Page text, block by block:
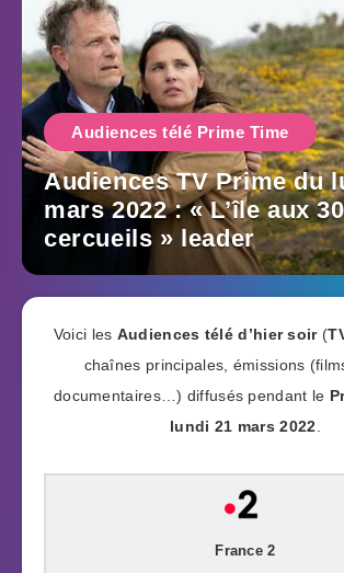
Audiences télé Prime Time
Audiences TV Prime du
mars 2022 : « L’île aux 30
cercueils » leader
Voici les Audiences télé d’hier soir (
chaînes principales, émissions
documentaires…) diffusés pendant le
lundi 21 mars 2022
France 2